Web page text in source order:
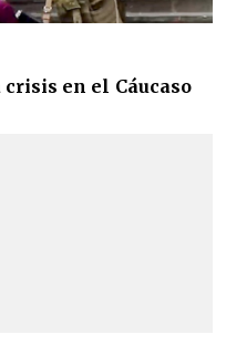
crisis en el Cáucaso